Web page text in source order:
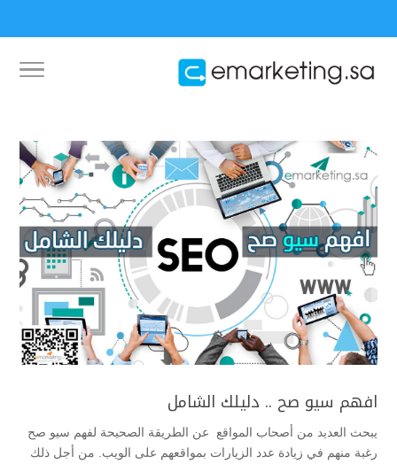
افهم سيو صح .. دليلك الشامل
يبحث العديد من أصحاب المواقع عن الطريقة الصحيحة لفهم سيو صح
رغبة منهم في زيادة عدد الزيارات بمواقعهم على الويب. من أجل ذلك